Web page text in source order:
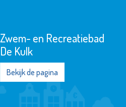
Zwem- en Recreatiebad
De Kulk
Bekijk de pagina